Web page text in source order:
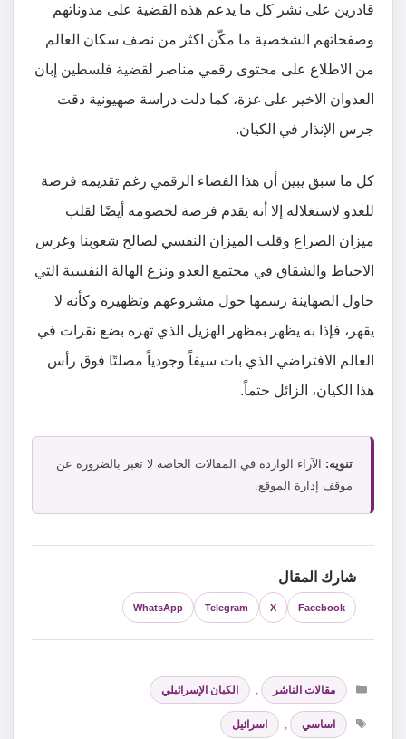
قادرين على نشر كل ما يدعم هذه القضية على مدوناتهم
وصفحاتهم الشخصية ما مكّن اكثر من نصف سكان العالم
من الاطلاع على محتوى رقمي مناصر لقضية فلسطين إبان
العدوان الاخير على غزة، كما دلت دراسة صهيونية دقت
جرس الإنذار في الكيان.
كل ما سبق يبين أن هذا الفضاء الرقمي رغم تقديمه فرصة
للعدو لاستغلاله إلا أنه يقدم فرصة لخصومه أيضًا لقلب
ميزان الصراع وقلب الميزان النفسي لصالح شعوبنا وغرس
الاحباط والشقاق في مجتمع العدو ونزع الهالة النفسية التي
حاول الصهاينة رسمها حول مشروعهم وتظهيره وكأنه لا
يقهر، فإذا به يظهر بمظهر الهزيل الذي تهزه بضع نقرات في
العالم الافتراضي الذي بات سيفاً وجودياً مصلتًا فوق رأس
هذا الكيان، الزائل حتماً.
تنويه: الآراء الواردة في المقالات الخاصة لا تعبر بالضرورة عن
موقف إدارة الموقع.
شارك المقال
Facebook
X
Telegram
WhatsApp
التصنيفات
مقالات الناشر
الكيان الإسرائيلي
الوسوم
اساسي اسرائيل